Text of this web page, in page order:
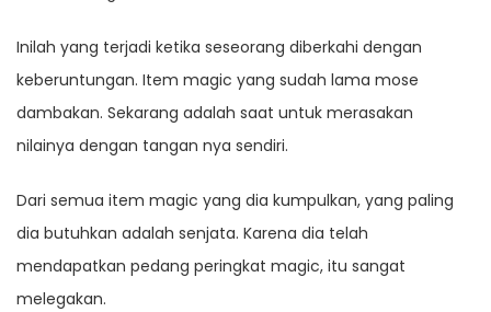
Inilah yang terjadi ketika seseorang diberkahi dengan
keberuntungan. Item magic yang sudah lama mose
dambakan. Sekarang adalah saat untuk merasakan
nilainya dengan tangan nya sendiri.
Dari semua item magic yang dia kumpulkan, yang paling
dia butuhkan adalah senjata. Karena dia telah
mendapatkan pedang peringkat magic, itu sangat
melegakan.